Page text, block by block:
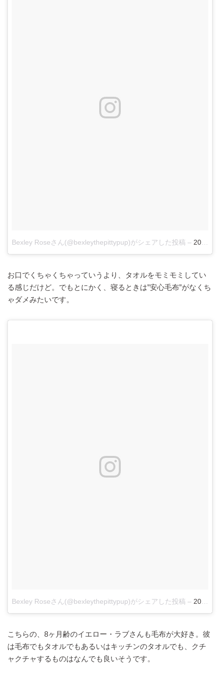
Bexley Roseさん(@bexleythepittypup)がシェアした投稿 – 2017年
お口でくちゃくちゃっていうより、タオルをモミモミしてい
る感じだけど。でもとにかく、寝るときは”安心毛布”がなくち
ゃダメみたいです。
Bexley Roseさん(@bexleythepittypup)がシェアした投稿 – 2018年
こちらの、8ヶ月齢のイエロー・ラブさんも毛布が大好き。彼
は毛布でもタオルでもあるいはキッチンのタオルでも、クチ
ャクチャするものはなんでも良いそうです。